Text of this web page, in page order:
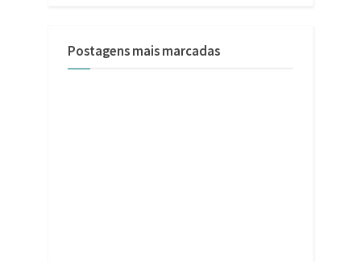
Postagens mais marcadas